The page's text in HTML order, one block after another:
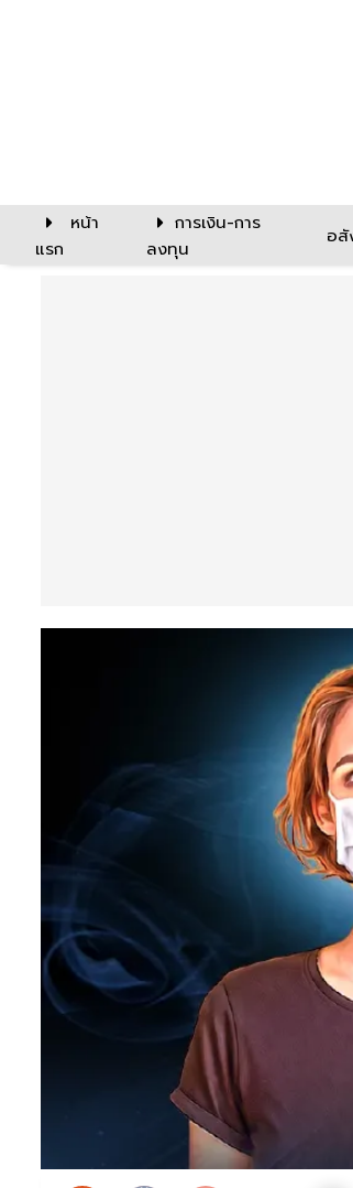
หน้า
แรก
การเงิน-การ
ลงทุน
อสั